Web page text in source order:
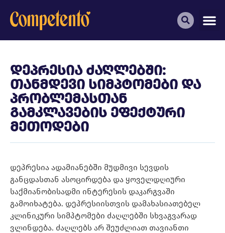
დეპრესია ძაღლებში:
თანმდევი სიმპტომები და
პრობლემასთან
გამკლავების ეფექტური
მეთოდები
დეპრესია ადამიანებში მუდმივი სევდის
განცდასთან ასოცირდება და ყოველდღიური
საქმიანობისადმი ინტერესის დაკარგვაში
გამოიხატება. დეპრესიისთვის დამახასიათებელ
კლინიკური სიმპტომები ძაღლებში სხვაგვარად
ვლინდება. ძაღლებს არ შეუძლიათ თავიანთი